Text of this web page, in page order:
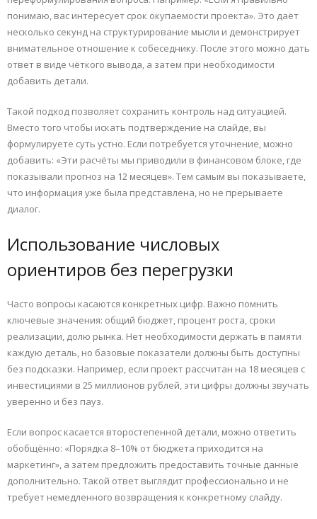
понимаю, вас интересует срок окупаемости проекта». Это даёт
несколько секунд на структурирование мысли и демонстрирует
внимательное отношение к собеседнику. После этого можно дать
ответ в виде чёткого вывода, а затем при необходимости
добавить детали.
Такой подход позволяет сохранить контроль над ситуацией.
Вместо того чтобы искать подтверждение на слайде, вы
формулируете суть устно. Если потребуется уточнение, можно
добавить: «Эти расчёты мы приводили в финансовом блоке, где
показывали прогноз на 12 месяцев». Тем самым вы показываете,
что информация уже была представлена, но не прерываете
диалог.
Использование числовых
ориентиров без перегрузки
Часто вопросы касаются конкретных цифр. Важно помнить
ключевые значения: общий бюджет, процент роста, сроки
реализации, долю рынка. Нет необходимости держать в памяти
каждую деталь, но базовые показатели должны быть доступны
без подсказки. Например, если проект рассчитан на 18 месяцев с
инвестициями в 25 миллионов рублей, эти цифры должны звучать
уверенно и без пауз.
Если вопрос касается второстепенной детали, можно ответить
обобщённо: «Порядка 8–10% от бюджета приходится на
маркетинг», а затем предложить предоставить точные данные
дополнительно. Такой ответ выглядит профессионально и не
требует немедленного возвращения к конкретному слайду.